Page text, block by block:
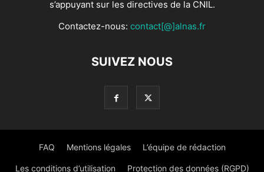
s’appuyant sur les directives de la CNIL.
Contactez-nous: contact[@]alnas.fr
SUIVEZ NOUS
FAQ Mentions légales L’équipe de rédaction
Les conditions d’utilisation Protection des données (RGPD)